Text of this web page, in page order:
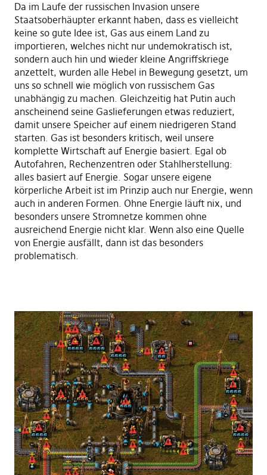
Da im Laufe der russischen Invasion unsere
Staatsoberhäupter erkannt haben, dass es vielleicht
keine so gute Idee ist, Gas aus einem Land zu
importieren, welches nicht nur undemokratisch ist,
sondern auch hin und wieder kleine Angriffskriege
anzettelt, wurden alle Hebel in Bewegung gesetzt, um
uns so schnell wie möglich von russischem Gas
unabhängig zu machen. Gleichzeitig hat Putin auch
anscheinend seine Gaslieferungen etwas reduziert,
damit unsere Speicher auf einem niedrigeren Stand
starten. Gas ist besonders kritisch, weil unsere
komplette Wirtschaft auf Energie basiert. Egal ob
Autofahren, Rechenzentren oder Stahlherstellung:
alles basiert auf Energie. Sogar unsere eigene
körperliche Arbeit ist im Prinzip auch nur Energie, wenn
auch in anderen Formen. Ohne Energie läuft nix, und
besonders unsere Stromnetze kommen ohne
ausreichend Energie nicht klar. Wenn also eine Quelle
von Energie ausfällt, dann ist das besonders
problematisch.